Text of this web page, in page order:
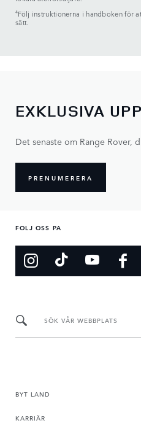
4Följ instruktionerna i handboken för
sätt.
EXKLUSIVA
Det senaste om Range Rover,
PRENUMERERA
FOLJ OSS PA
SÖK VÅR WEBBPLATS
BYT LAND
KARRIÄR